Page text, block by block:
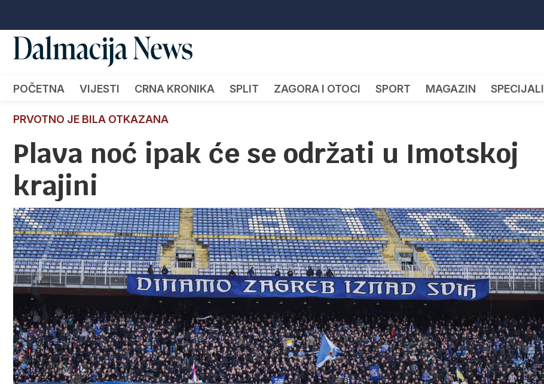
POČETNA VIJESTI CRNA KRONIKA SPLIT ZAGORA I OTOCI SPORT MAGAZIN SPECIJALI
PRVOTNO JE BILA OTKAZANA
Plava noć ipak će se održati u Imotskoj
krajini